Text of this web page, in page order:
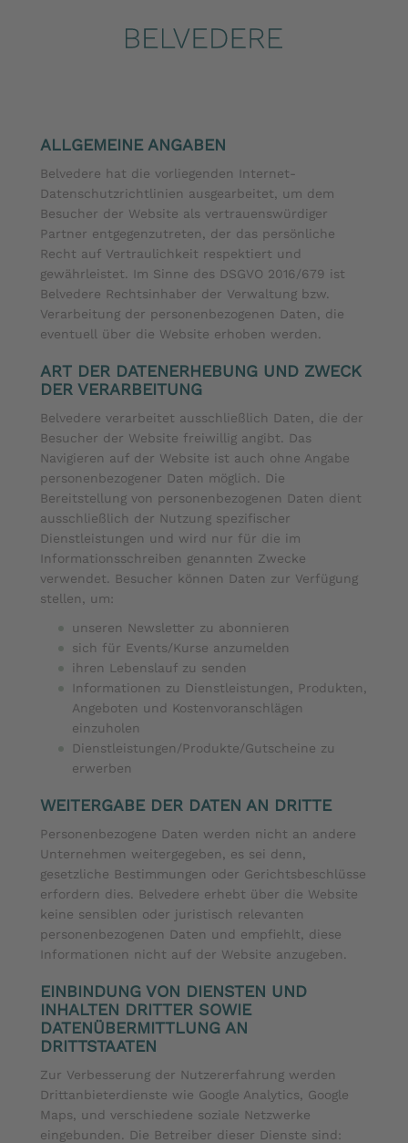
ALLGEMEINE ANGABEN
Belvedere hat die vorliegenden Internet-
Datenschutzrichtlinien ausgearbeitet, um dem
Besucher der Website als vertrauenswürdiger
Partner entgegenzutreten, der das persönliche
Recht auf Vertraulichkeit respektiert und
gewährleistet. Im Sinne des DSGVO 2016/679 ist
Belvedere Rechtsinhaber der Verwaltung bzw.
Verarbeitung der personenbezogenen Daten, die
eventuell über die Website erhoben werden.
ART DER DATENERHEBUNG UND ZWECK
DER VERARBEITUNG
Belvedere verarbeitet ausschließlich Daten, die der
Besucher der Website freiwillig angibt. Das
Navigieren auf der Website ist auch ohne Angabe
personenbezogener Daten möglich. Die
Bereitstellung von personenbezogenen Daten dient
ausschließlich der Nutzung spezifischer
Dienstleistungen und wird nur für die im
Informationsschreiben genannten Zwecke
verwendet. Besucher können Daten zur Verfügung
stellen, um:
unseren Newsletter zu abonnieren
sich für Events/Kurse anzumelden
ihren Lebenslauf zu senden
Informationen zu Dienstleistungen, Produkten,
Angeboten und Kostenvoranschlägen
einzuholen
Dienstleistungen/Produkte/Gutscheine zu
erwerben
WEITERGABE DER DATEN AN DRITTE
Personenbezogene Daten werden nicht an andere
Unternehmen weitergegeben, es sei denn,
gesetzliche Bestimmungen oder Gerichtsbeschlüsse
erfordern dies. Belvedere erhebt über die Website
keine sensiblen oder juristisch relevanten
personenbezogenen Daten und empfiehlt, diese
Informationen nicht auf der Website anzugeben.
EINBINDUNG VON DIENSTEN UND
INHALTEN DRITTER SOWIE
DATENÜBERMITTLUNG AN
DRITTSTAATEN
Zur Verbesserung der Nutzererfahrung werden
Drittanbieterdienste wie Google Analytics, Google
Maps, und verschiedene soziale Netzwerke
eingebunden. Die Betreiber dieser Dienste sind: